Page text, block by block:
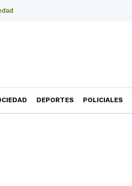
DEPORTES POLICIALES